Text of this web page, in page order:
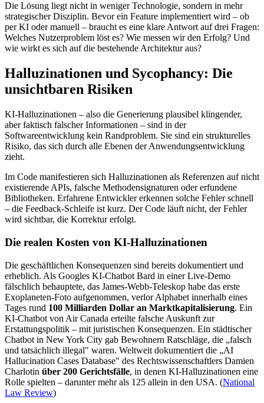
Die Lösung liegt nicht in weniger Technologie, sondern in mehr
strategischer Disziplin. Bevor ein Feature implementiert wird – ob
per KI oder manuell – braucht es eine klare Antwort auf drei Fragen:
Welches Nutzerproblem löst es? Wie messen wir den Erfolg? Und
wie wirkt es sich auf die bestehende Architektur aus?
Halluzinationen und Sycophancy: Die
unsichtbaren Risiken
KI-Halluzinationen – also die Generierung plausibel klingender,
aber faktisch falscher Informationen – sind in der
Softwareentwicklung kein Randproblem. Sie sind ein strukturelles
Risiko, das sich durch alle Ebenen der Anwendungsentwicklung
zieht.
Im Code manifestieren sich Halluzinationen als Referenzen auf nicht
existierende APIs, falsche Methodensignaturen oder erfundene
Bibliotheken. Erfahrene Entwickler erkennen solche Fehler schnell
– die Feedback-Schleife ist kurz. Der Code läuft nicht, der Fehler
wird sichtbar, die Korrektur erfolgt.
Die realen Kosten von KI-Halluzinationen
Die geschäftlichen Konsequenzen sind bereits dokumentiert und
erheblich. Als Googles KI-Chatbot Bard in einer Live-Demo
fälschlich behauptete, das James-Webb-Teleskop habe das erste
Exoplaneten-Foto aufgenommen, verlor Alphabet innerhalb eines
Tages rund 100 Milliarden Dollar an Marktkapitalisierung. Ein
KI-Chatbot von Air Canada erteilte falsche Auskunft zur
Erstattungspolitik – mit juristischen Konsequenzen. Ein städtischer
Chatbot in New York City gab Bewohnern Ratschläge, die „falsch
und tatsächlich illegal" waren. Weltweit dokumentiert die „AI
Hallucination Cases Database" des Rechtswissenschaftlers Damien
Charlotin über 200 Gerichtsfälle, in denen KI-Halluzinationen eine
Rolle spielten – darunter mehr als 125 allein in den USA. (National
Law Review)